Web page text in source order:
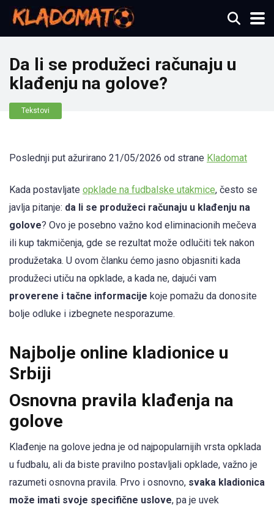
Da li se produžeci računaju u
klađenju na golove?
Tekstovi
Poslednji put ažurirano 21/05/2026 od strane Kladomat
Kada postavljate opklade na fudbalske utakmice, često se
javlja pitanje: da li se produžeci računaju u klađenju na
golove? Ovo je posebno važno kod eliminacionih mečeva
ili kup takmičenja, gde se rezultat može odlučiti tek nakon
produžetaka. U ovom članku ćemo jasno objasniti kada
produžeci utiču na opklade, a kada ne, dajući vam
proverene i tačne informacije koje pomažu da donosite
bolje odluke i izbegnete nesporazume.
Najbolje online kladionice u
Srbiji
Osnovna pravila klađenja na
golove
Klađenje na golove jedna je od najpopularnijih vrsta opklada
u fudbalu, ali da biste pravilno postavljali opklade, važno je
razumeti osnovna pravila. Prvo i osnovno, svaka kladionica
može imati svoje specifične uslove, pa je uvek